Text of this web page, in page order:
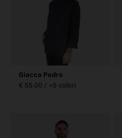
Giacca Pedro
€ 55.00 / +5 colori